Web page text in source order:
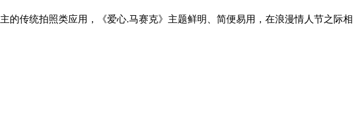
的传统拍照类应用，《爱心.马赛克》主题鲜明、简便易用，在浪漫情人节之际相